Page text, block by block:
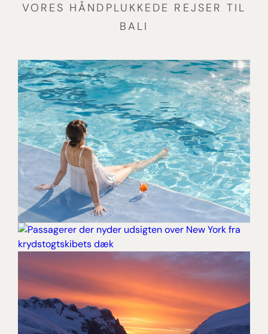
VORES HÅNDPLUKKEDE REJSER TIL
BALI
SOL, ØLIV OG TURKISBLÅ
HORISONTER
[ LÆS MERE ]
IKONISK SØREJSE OG TO
NÆTTER I PULSERENDE NEW
[ LÆS MERE ]